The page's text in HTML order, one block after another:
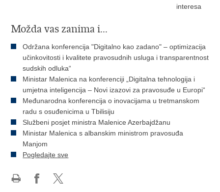
interesa
Možda vas zanima i...
Održana konferencija "Digitalno kao zadano" – optimizacija
učinkovitosti i kvalitete pravosudnih usluga i transparentnost
sudskih odluka“
Ministar Malenica na konferenciji „Digitalna tehnologija i
umjetna inteligencija – Novi izazovi za pravosuđe u Europi“
Međunarodna konferencija o inovacijama u tretmanskom
radu s osuđenicima u Tbilisiju
Službeni posjet ministra Malenice Azerbajdžanu
Ministar Malenica s albanskim ministrom pravosuđa
Manjom
Pogledajte sve